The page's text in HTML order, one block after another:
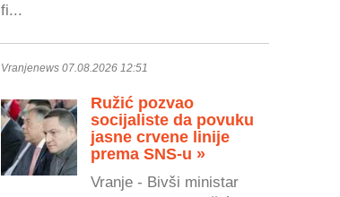
fi...
Vranjenews 07.08.2026 12:51
Ružić pozvao
socijaliste da povuku
jasne crvene linije
prema SNS-u »
Vranje - Bivši ministar